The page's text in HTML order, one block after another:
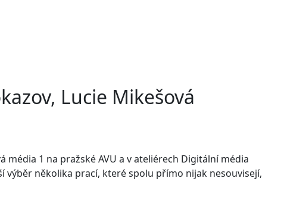
Lucie Mikešová
média 1 na pražské AVU a v ateliérech Digitální média
výběr několika prací, které spolu přímo nijak nesouvisejí,